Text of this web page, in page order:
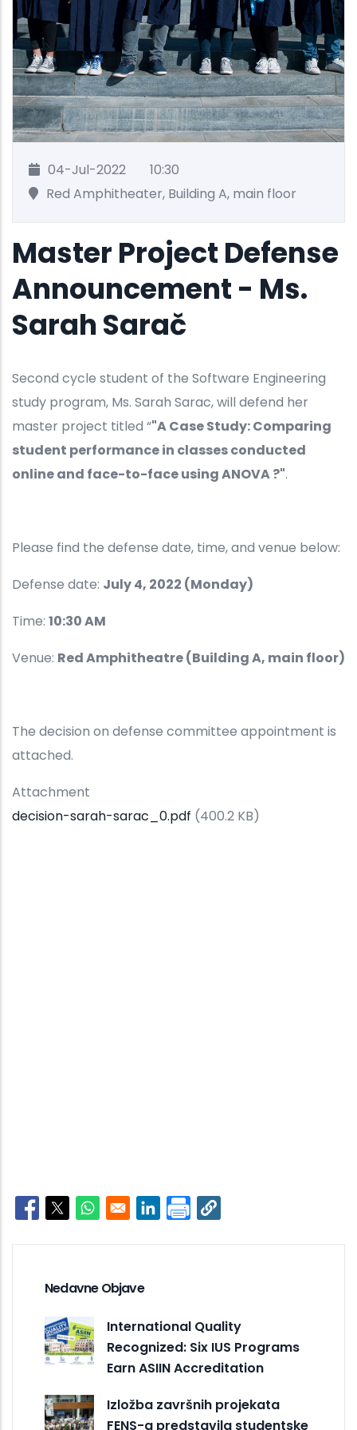
04-Jul-2022
10:30
Red Amphitheater, Building A, main floor
Master Project Defense
Announcement - Ms.
Sarah Sarač
Second cycle student of the Software Engineering
study program, Ms. Sarah Sarac, will defend her
master project titled “"A Case Study: Comparing
student performance in classes conducted
online and face-to-face using ANOVA ?".
Please find the defense date, time, and venue below:
Defense date: July 4, 2022 (Monday)
Time: 10:30 AM
Venue: Red Amphitheatre (Building A, main floor)
The decision on defense committee appointment is
attached.
Attachment
decision-sarah-sarac_0.pdf (400.2 KB)
Opens in a new window
Opens in a new window
Opens in a new window
Opens in a new window
Nedavne Objave
International Quality
Recognized: Six IUS Programs
Earn ASIIN Accreditation
Izložba završnih projekata
FENS-a predstavila studentske